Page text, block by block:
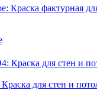
Краска фактурная
для стен и